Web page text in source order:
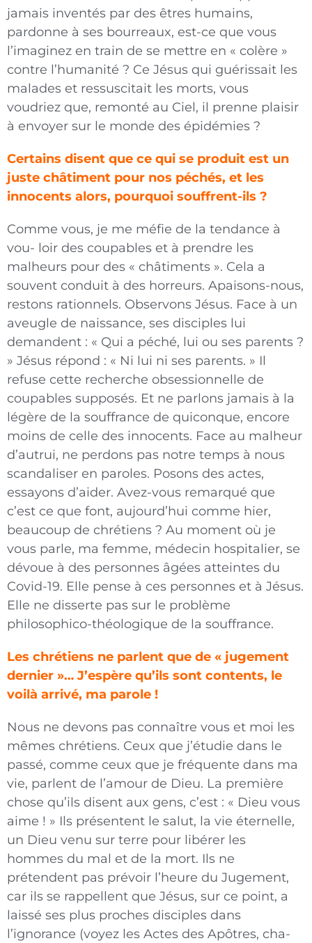
jamais inventés par des êtres humains,
pardonne à ses bourreaux, est-ce que vous
l’imaginez en train de se mettre en « colère »
contre l’humanité ? Ce Jésus qui guérissait les
malades et ressuscitait les morts, vous
voudriez que, remonté au Ciel, il prenne plaisir
à envoyer sur le monde des épidémies ?
Certains disent que ce qui se produit est un
juste châtiment pour nos péchés, et les
innocents alors, pourquoi souffrent-ils ?
Comme vous, je me méfie de la tendance à
vou- loir des coupables et à prendre les
malheurs pour des « châtiments ». Cela a
souvent conduit à des horreurs. Apaisons-nous,
restons rationnels. Observons Jésus. Face à un
aveugle de naissance, ses disciples lui
demandent : « Qui a péché, lui ou ses parents ?
» Jésus répond : « Ni lui ni ses parents. » Il
refuse cette recherche obsessionnelle de
coupables supposés. Et ne parlons jamais à la
légère de la souffrance de quiconque, encore
moins de celle des innocents. Face au malheur
d’autrui, ne perdons pas notre temps à nous
scandaliser en paroles. Posons des actes,
essayons d’aider. Avez-vous remarqué que
c’est ce que font, aujourd’hui comme hier,
beaucoup de chrétiens ? Au moment où je
vous parle, ma femme, médecin hospitalier, se
dévoue à des personnes âgées atteintes du
Covid-19. Elle pense à ces personnes et à Jésus.
Elle ne disserte pas sur le problème
philosophico-théologique de la souffrance.
Les chrétiens ne parlent que de « jugement
dernier »… J’espère qu’ils sont contents, le
voilà arrivé, ma parole !
Nous ne devons pas connaître vous et moi les
mêmes chrétiens. Ceux que j’étudie dans le
passé, comme ceux que je fréquente dans ma
vie, parlent de l’amour de Dieu. La première
chose qu’ils disent aux gens, c’est : « Dieu vous
aime ! » Ils présentent le salut, la vie éternelle,
un Dieu venu sur terre pour libérer les
hommes du mal et de la mort. Ils ne
prétendent pas prévoir l’heure du Jugement,
car ils se rappellent que Jésus, sur ce point, a
laissé ses plus proches disciples dans
l’ignorance (voyez les Actes des Apôtres, cha-